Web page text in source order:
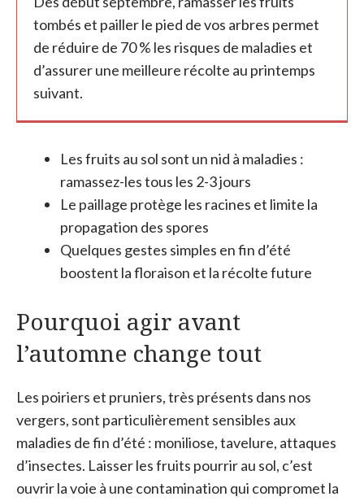
tombés et pailler le pied de vos arbres permet
de réduire de 70 % les risques de maladies et
d’assurer une meilleure récolte au printemps
suivant.
Les fruits au sol sont un nid à maladies :
ramassez-les tous les 2-3 jours
Le paillage protège les racines et limite la
propagation des spores
Quelques gestes simples en fin d’été
boostent la floraison et la récolte future
Pourquoi agir avant
l’automne change tout
Les poiriers et pruniers, très présents dans nos
vergers, sont particulièrement sensibles aux
maladies de fin d’été : moniliose, tavelure, attaques
d’insectes. Laisser les fruits pourrir au sol, c’est
ouvrir la voie à une contamination qui compromet la